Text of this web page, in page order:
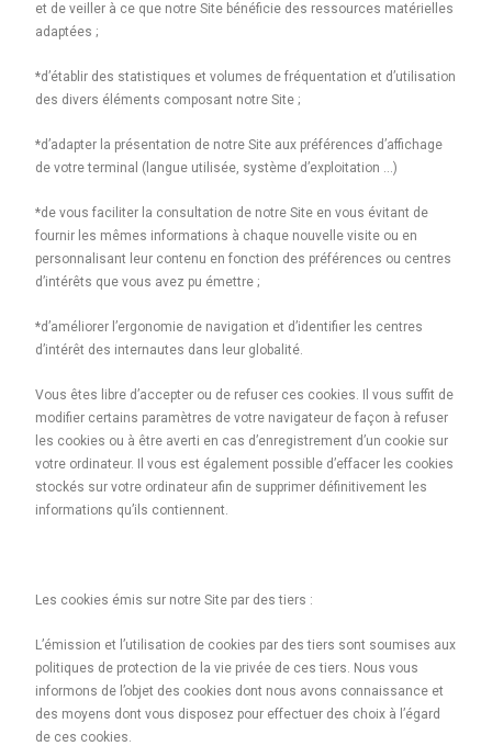
et de veiller à ce que notre Site bénéficie des ressources matérielles
adaptées ;
*d’établir des statistiques et volumes de fréquentation et d’utilisation
des divers éléments composant notre Site ;
*d’adapter la présentation de notre Site aux préférences d’affichage
de votre terminal (langue utilisée, système d’exploitation …)
*de vous faciliter la consultation de notre Site en vous évitant de
fournir les mêmes informations à chaque nouvelle visite ou en
personnalisant leur contenu en fonction des préférences ou centres
d’intérêts que vous avez pu émettre ;
*d’améliorer l’ergonomie de navigation et d’identifier les centres
d’intérêt des internautes dans leur globalité.
Vous êtes libre d’accepter ou de refuser ces cookies. Il vous suffit de
modifier certains paramètres de votre navigateur de façon à refuser
les cookies ou à être averti en cas d’enregistrement d’un cookie sur
votre ordinateur. Il vous est également possible d’effacer les cookies
stockés sur votre ordinateur afin de supprimer définitivement les
informations qu’ils contiennent.
Les cookies émis sur notre Site par des tiers :
L’émission et l’utilisation de cookies par des tiers sont soumises aux
politiques de protection de la vie privée de ces tiers. Nous vous
informons de l’objet des cookies dont nous avons connaissance et
des moyens dont vous disposez pour effectuer des choix à l’égard
de ces cookies.